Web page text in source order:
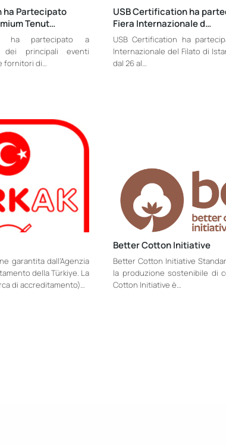
ha Partecipato
Tenut…
ha partecipato a
dei principali eventi
fornitori di…
USB Certification ha
Fiera Internazionale d…
USB Certification ha
Internazionale del Filato di
dal 26 al…
garantita dall’Agenzia
della Türkiye. La
di accreditamento)…
Better Cotton Initiative
Better Cotton Initiative
la produzione sostenibile di
Cotton Initiative è…